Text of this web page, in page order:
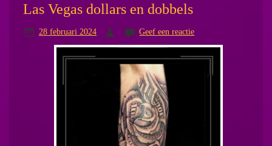
Las Vegas dollars en dobbels
28 februari 2024 Geef een reactie